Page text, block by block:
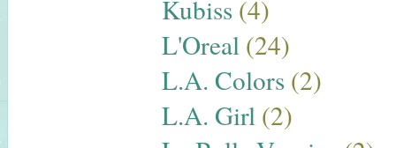
Kubiss (4)
L'Oreal (24)
L.A. Colors (2)
L.A. Girl (2)